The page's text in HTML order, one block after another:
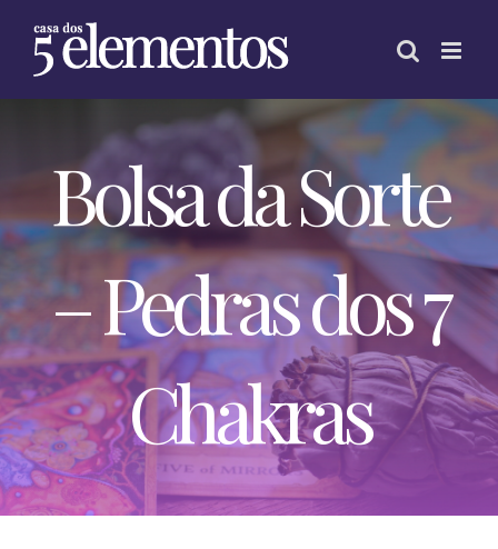
content
Bolsa da Sorte
– Pedras dos 7
Chakras